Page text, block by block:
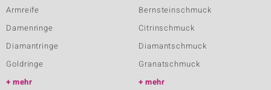
Armreife
Damenringe
Diamantringe
Goldringe
mehr
Bernsteinschmuck
Citrinschmuck
Diamantschmuck
Granatschmuck
mehr